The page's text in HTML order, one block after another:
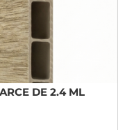
DE 2.4 ML